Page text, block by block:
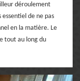
déroulement
de ne pas
en la matière. Le
tout au long du